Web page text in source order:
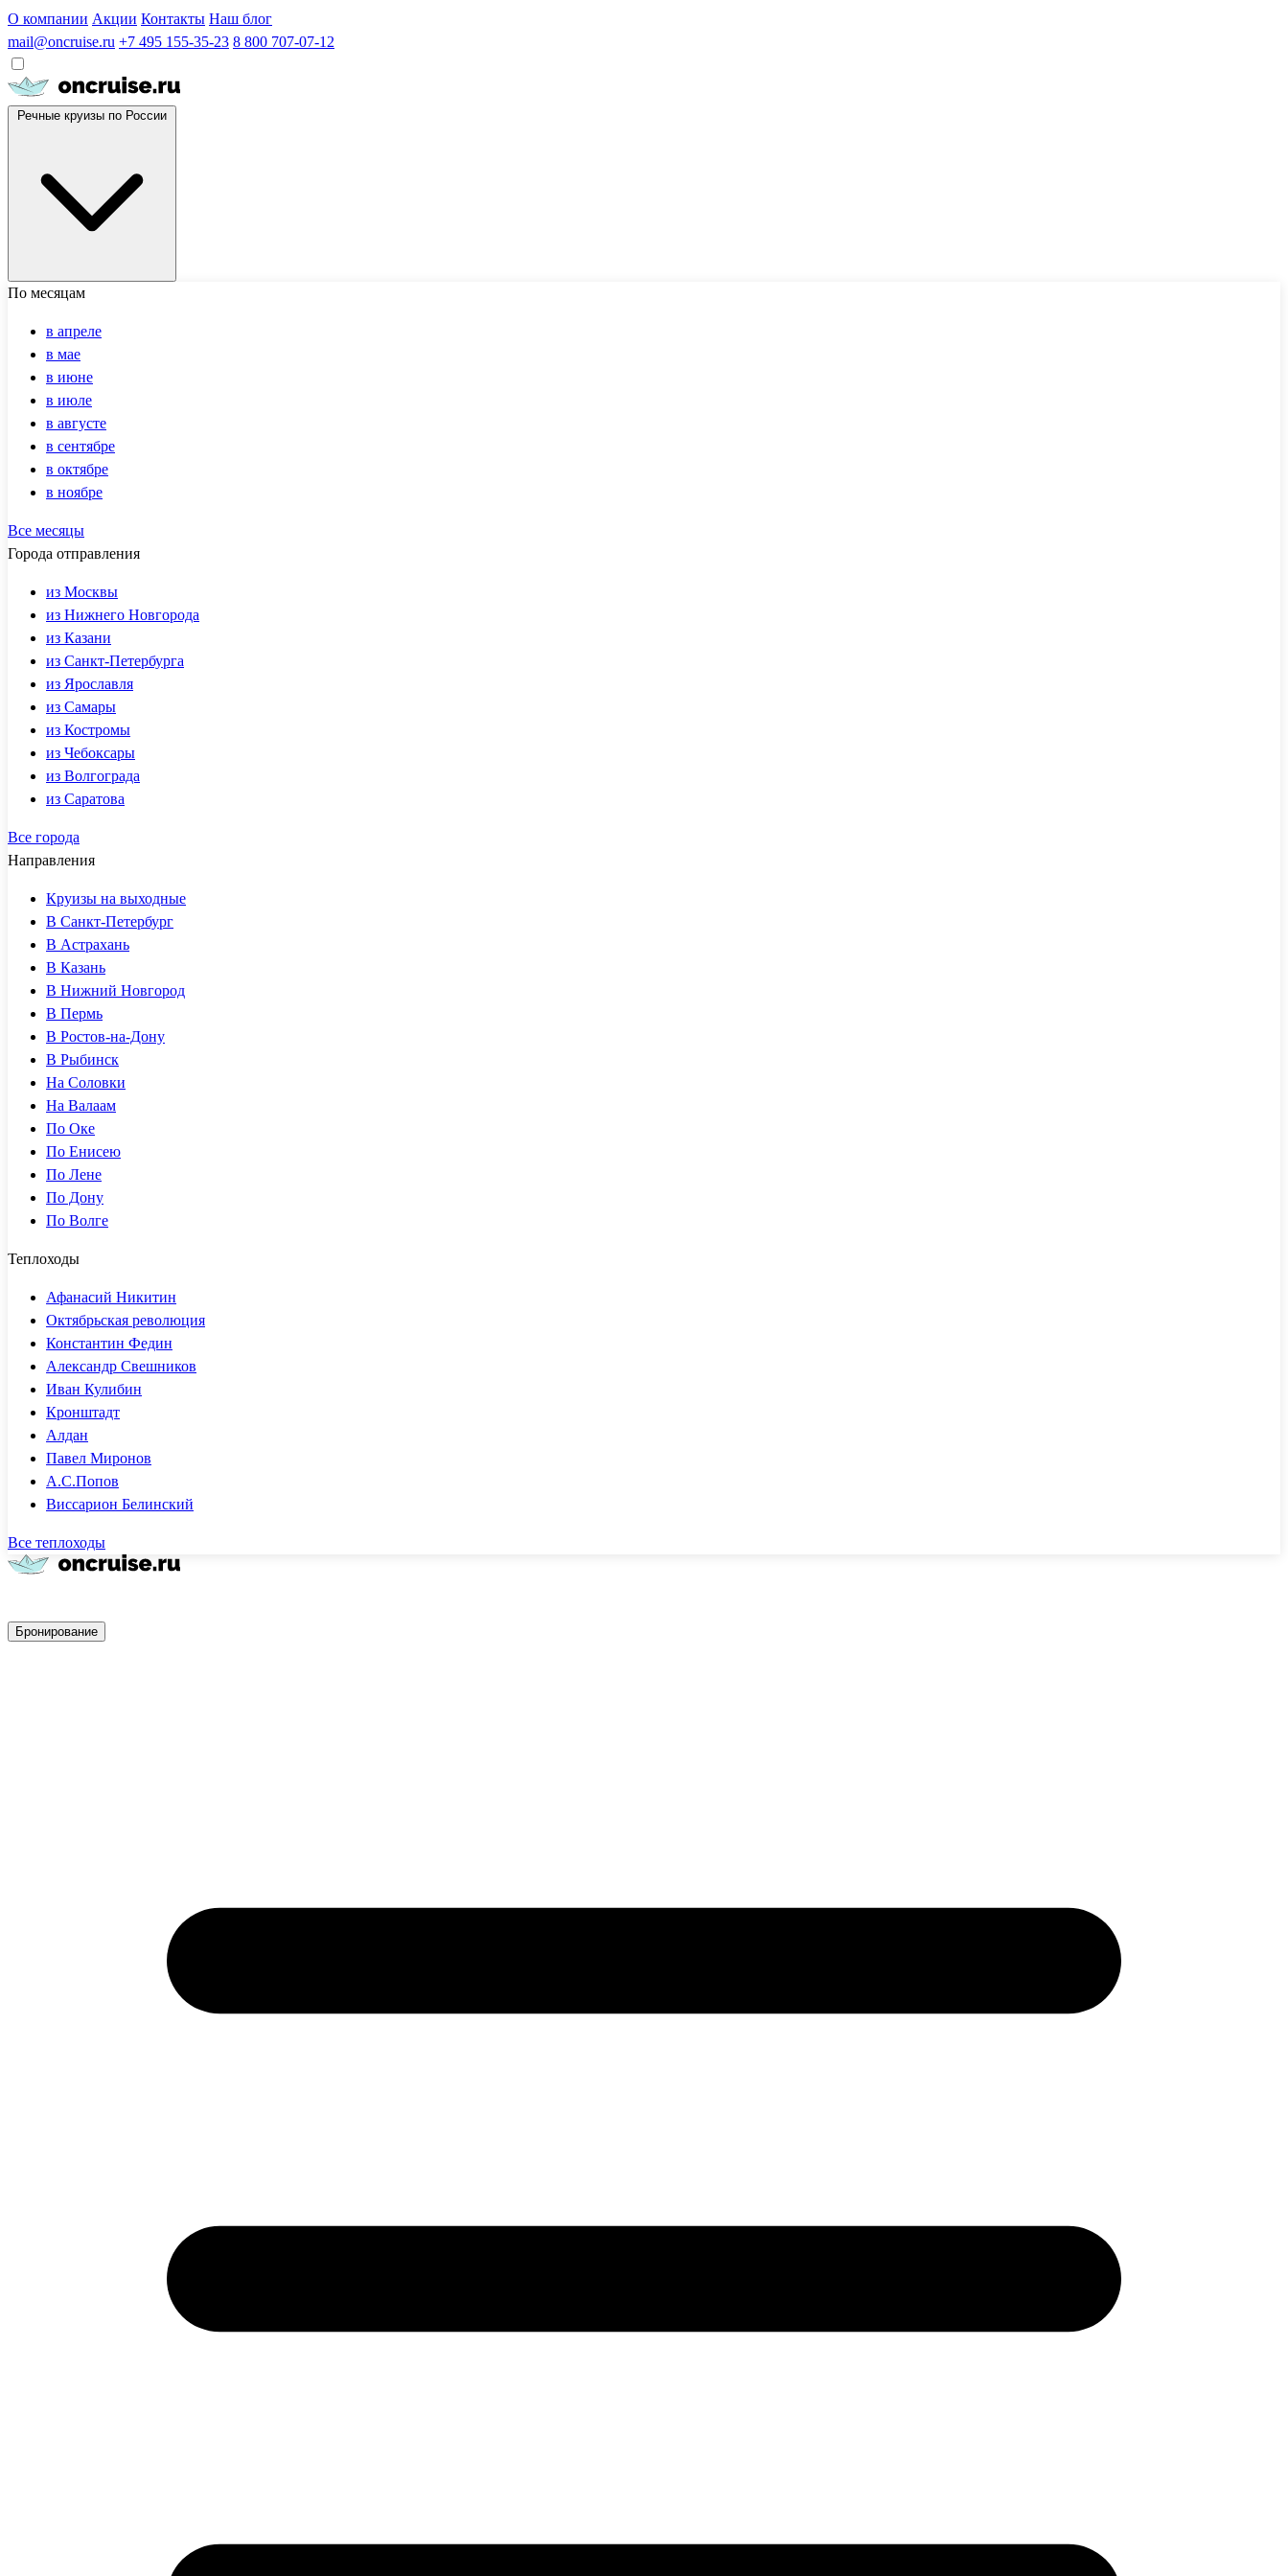
О компании Акции Контакты Наш блог
mail@oncruise.ru +7 495 155-35-23 8 800 707-07-12
По месяцам
в апреле
в мае
в июне
в июле
в августе
в сентябре
в октябре
в ноябре
Все месяцы
Города отправления
из Москвы
из Нижнего Новгорода
из Казани
из Санкт-Петербурга
из Ярославля
из Самары
из Костромы
из Чебоксары
из Волгограда
из Саратова
Все города
Направления
Круизы на выходные
В Санкт-Петербург
В Астрахань
В Казань
В Нижний Новгород
В Пермь
В Ростов-на-Дону
В Рыбинск
На Соловки
На Валаам
По Оке
По Енисею
По Лене
По Дону
По Волге
Теплоходы
Афанасий Никитин
Октябрьская революция
Константин Федин
Александр Свешников
Иван Кулибин
Кронштадт
Алдан
Павел Миронов
А.С.Попов
Виссарион Белинский
Все теплоходы
Бронирование